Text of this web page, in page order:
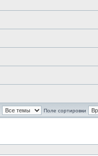
Поле сортировки